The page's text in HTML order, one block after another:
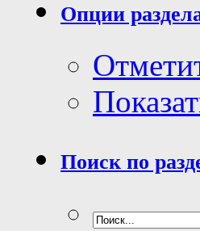
Опции
Поиск по